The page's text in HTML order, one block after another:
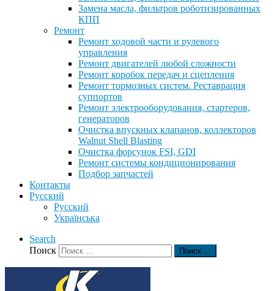
Замена масла, фильтров роботизированных
КПП
Ремонт
Ремонт ходовой части и рулевого
управления
Ремонт двигателей любой сложности
Ремонт коробок передач и сцепления
Ремонт тормозных систем. Реставрация
суппортов
Ремонт электрооборудования, стартеров,
генераторов
Очистка впускных клапанов, коллекторов
Walnut Shell Blasting
Очистка форсунок FSI, GDI
Ремонт системы кондиционирования
Подбор запчастей
Контакты
Русский
Русский
Українська
Search
Поиск
Поиск …